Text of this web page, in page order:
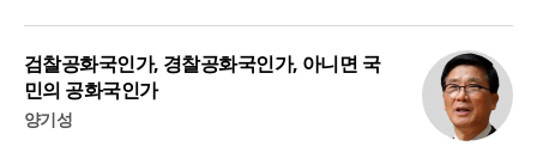
검찰공화국인가, 경찰공화국인가, 아니면 국
민의 공화국인가
양기성